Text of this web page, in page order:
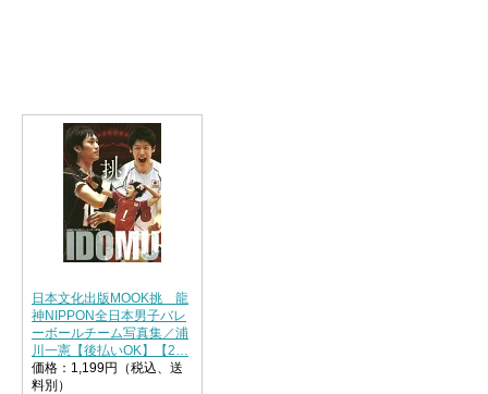
日本文化出版MOOK挑 龍
神NIPPON全日本男子バレ
ーボールチーム写真集／浦
川一憲【後払いOK】【2…
価格：1,199円（税込、送
料別）